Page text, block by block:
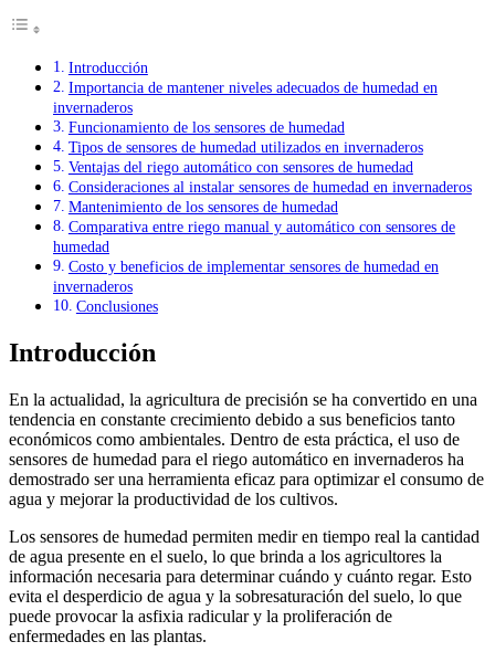
Introducción
Importancia de mantener niveles adecuados de humedad en
invernaderos
Funcionamiento de los sensores de humedad
Tipos de sensores de humedad utilizados en invernaderos
Ventajas del riego automático con sensores de humedad
Consideraciones al instalar sensores de humedad en invernaderos
Mantenimiento de los sensores de humedad
Comparativa entre riego manual y automático con sensores de
humedad
Costo y beneficios de implementar sensores de humedad en
invernaderos
Conclusiones
Introducción
En la actualidad, la agricultura de precisión se ha convertido en una
tendencia en constante crecimiento debido a sus beneficios tanto
económicos como ambientales. Dentro de esta práctica, el uso de
sensores de humedad para el riego automático en invernaderos ha
demostrado ser una herramienta eficaz para optimizar el consumo de
agua y mejorar la productividad de los cultivos.
Los sensores de humedad permiten medir en tiempo real la cantidad
de agua presente en el suelo, lo que brinda a los agricultores la
información necesaria para determinar cuándo y cuánto regar. Esto
evita el desperdicio de agua y la sobresaturación del suelo, lo que
puede provocar la asfixia radicular y la proliferación de
enfermedades en las plantas.